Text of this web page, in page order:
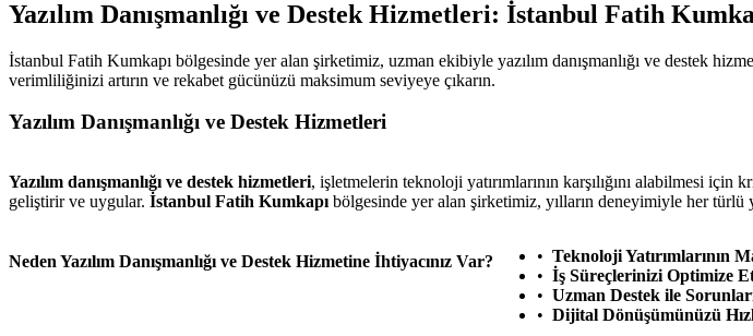
Yazılım Danışmanlığı ve Destek Hizmetleri: İstanbul Fatih
İstanbul Fatih Kumkapı bölgesinde yer alan şirketimiz, uzman ekibiyle yazılım danışmanlığı ve destek
verimliliğinizi artırın ve rekabet gücünüzü maksimum seviyeye çıkarın.
Yazılım Danışmanlığı ve Destek Hizmetleri
Yazılım danışmanlığı ve destek hizmetleri, işletmelerin teknoloji yatırımlarının karşılığını alabilmesi
geliştirir ve uygular. İstanbul Fatih Kumkapı bölgesinde yer alan şirketimiz, yılların deneyimiyle her türlü
Neden Yazılım Danışmanlığı ve Destek Hizmetine İhtiyacınız Var?
Teknoloji Yatırımlarının
İş Süreçlerinizi Optimize
Uzman Destek ile
Dijital Dönüşümünüzü